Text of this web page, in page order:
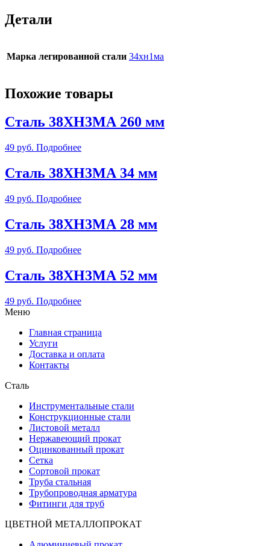
Детали
Марка легированной стали 34хн1ма
Похожие товары
Сталь 38ХН3МА 260 мм
49 руб. Подробнее
Сталь 38ХН3МА 34 мм
49 руб. Подробнее
Сталь 38ХН3МА 28 мм
49 руб. Подробнее
Сталь 38ХН3МА 52 мм
49 руб. Подробнее
Меню
Главная страница
Услуги
Доставка и оплата
Контакты
Сталь
Инструментальные стали
Конструкционные стали
Листовой металл
Нержавеющий прокат
Оцинкованный прокат
Сетка
Сортовой прокат
Труба стальная
Трубопроводная арматура
Фитинги для труб
ЦВЕТНОЙ МЕТАЛЛОПРОКАТ